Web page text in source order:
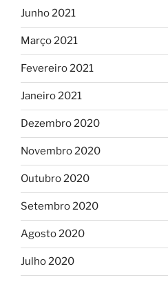
Junho 2021
Março 2021
Fevereiro 2021
Janeiro 2021
Dezembro 2020
Novembro 2020
Outubro 2020
Setembro 2020
Agosto 2020
Julho 2020